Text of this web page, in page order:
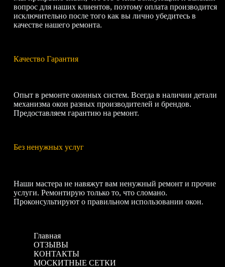
вопрос для наших клиентов, поэтому оплата производится
исключительно после того как вы лично убедитесь в
качестве нашего ремонта.
Качество Гарантия
Опыт в ремонте оконных систем. Всегда в наличии детали
механизма окон разных производителей и брендов.
Предоставляем гарантию на ремонт.
Без ненужных услуг
Наши мастера не навяжут вам ненужный ремонт и прочие
услуги. Ремонтирую только то, что сломано.
Проконсультируют о правильном использовании окон.
Главная
ОТЗЫВЫ
КОНТАКТЫ
МОСКИТНЫЕ СЕТКИ